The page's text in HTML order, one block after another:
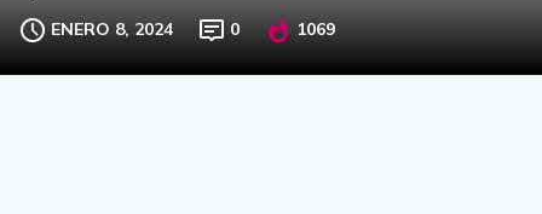
ENERO 8, 2024 0 1069